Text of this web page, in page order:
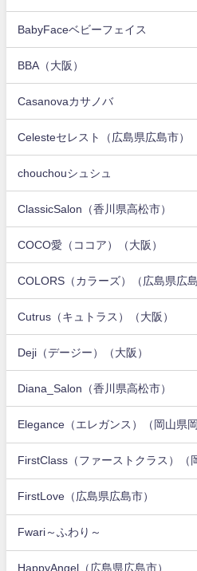
BabyFaceベビーフェイス
BBA（大阪）
Casanovaカサノバ
Celesteセレスト（広島県広島市）
chouchouシュシュ
ClassicSalon（香川県高松市）
COCO愛（ココア）（大阪）
COLORS（カラーズ）（広島県広島
Cutrus（キュトラス）（大阪）
Deji（デージー）（大阪）
Diana_Salon（香川県高松市）
Elegance（エレガンス）（岡山県岡
FirstClass（ファーストクラス）（
FirstLove（広島県広島市）
Fwari～ふわり～
HappyAngel（広島県広島市）